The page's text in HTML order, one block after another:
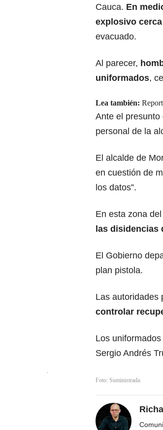
Cauca. En
explosivo
evacuado.
Al parecer,
uniformados,
Lea también:
Ante el presunto
personal de la
El alcalde de
en cuestión de
los datos”.
En esta zona
las disidencias
El Gobierno
plan pistola.
Las autoridades
controlar
Los
Sergio Andrés
Foto: Suministrada.